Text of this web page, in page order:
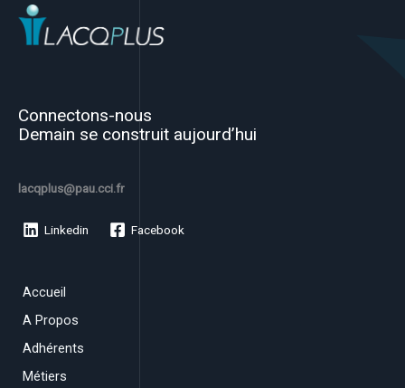
Connectons-nous
Demain se construit aujourd’hui
lacqplus@pau.cci.fr
Linkedin Facebook
Accueil
A Propos
Adhérents
Métiers